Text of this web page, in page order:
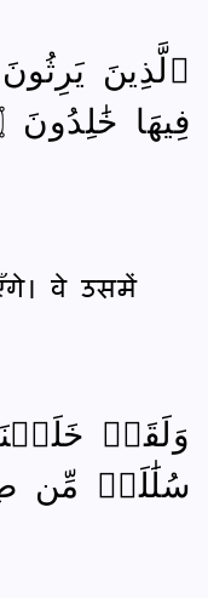
ٱلَّذِينَ
فِيهَا خَٰلِدُونَ ۝ 11
वे उसमें
وَلَقَدۡ
سُلَٰلَةٖ مِّن